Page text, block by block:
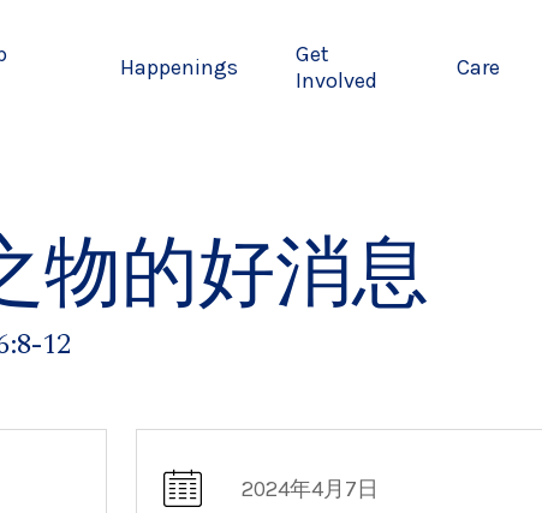
Happenings
Get
Involved
Care
物的好消息
12
2024年4月7日